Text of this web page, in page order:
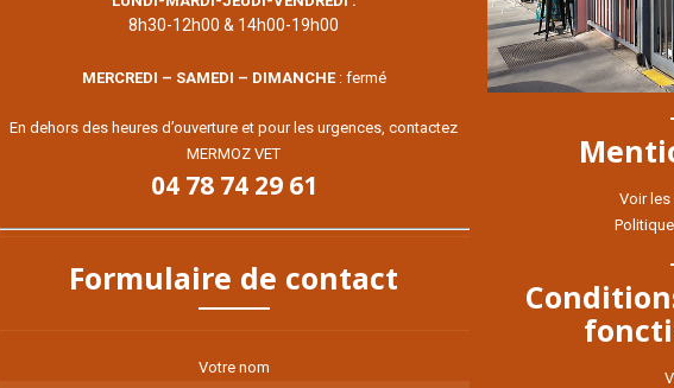
8h30-12h00 & 14h00-19h00
MERCREDI – SAMEDI – DIMANCHE : fermé
En dehors des heures d’ouverture et pour les urgences, contactez
MERMOZ VET
04 78 74 29 61
Formulaire de contact
Votre nom
Voir